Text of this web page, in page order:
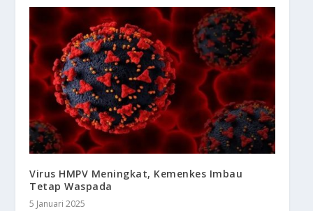
Virus HMPV Meningkat, Kemenkes Imbau
Tetap Waspada
5 Januari 2025